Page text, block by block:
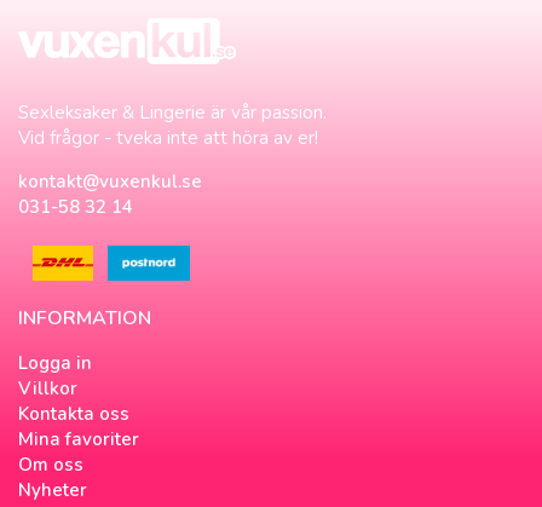
Sexleksaker & Lingerie är vår passion.
Vid frågor - tveka inte att höra av er!
kontakt@vuxenkul.se
031-58 32 14
INFORMATION
Logga in
Villkor
Kontakta oss
Mina favoriter
Om oss
Nyheter